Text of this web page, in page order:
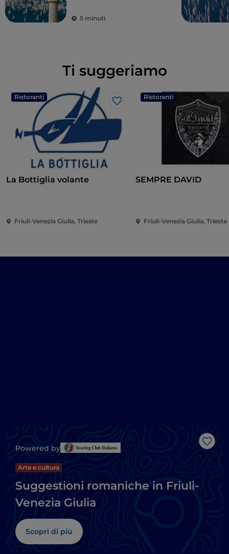
5 minuti
Ti suggeriamo
Ristoranti
Like
La Bottiglia volante
Friuli-Venezia Giulia, Trieste
Ristoranti
SEMPRE DAVID
Friuli-Venezia Giulia, Trieste
Like
Powered by
Arte e cultura
Suggestioni romaniche in Friuli-
Venezia Giulia
Scopri di più